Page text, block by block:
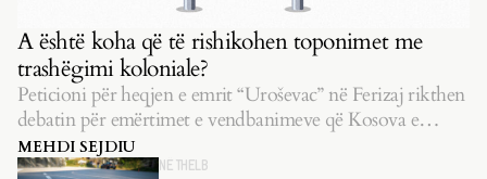
A është koha që të rishikohen toponimet me
trashëgimi koloniale?
Peticioni për heqjen e emrit “Uroševac” në Ferizaj rikthen
debatin për emërtimet e vendbanimeve që Kosova e
pasluftës i la të pazgjidhura.
MEHDI SEJDIU
NË THELB